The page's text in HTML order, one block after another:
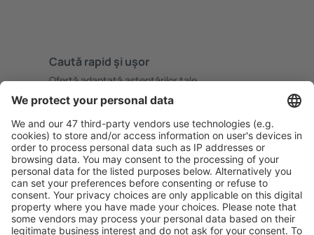
Caută rapid şi uşor
Ofertă adaptată aşteptărilor tale.
Planifică ȋn siguranţă
Rezervare fără griji cu opțiune gratuită de anulare.
Economiseşte mai mult
Prețuri atractive și oferte speciale pentru utilizatorii
conectați.